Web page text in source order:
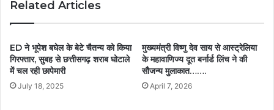
Related Articles
ED ने भूपेश बघेल के बेटे चैतन्य को किया
गिरफ्तार, सुबह से छत्तीसगढ़ शराब घोटाले
में चल रही छापेमारी
July 18, 2025
मुख्यमंत्री विष्णु देव साय से आस्ट्रेलिया
के महावाणिज्य दूत बर्नार्ड लिंच ने की
सौजन्य मुलाकात…….
April 7, 2026